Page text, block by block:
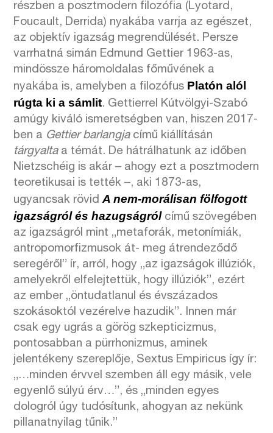
részben a posztmodern filozófia (Lyotard,
Foucault, Derrida) nyakába varrja az egészet,
az objektív igazság megrendülését. Persze
varrhatná simán Edmund Gettier 1963-as,
mindössze háromoldalas főművének a
nyakába is, amelyben a filozófus Platón alól
rúgta ki a sámlit. Gettierrel Kútvölgyi-Szabó
amúgy kiváló ismeretségben van, hiszen 2017-
ben a Gettier barlangja című kiállításán
tárgyaltaa témát. De hátrálhatunk az időben
Nietzschéig is akár – ahogy ezt a posztmodern
teoretikusai is tették –, aki 1873-as,
ugyancsak rövidA nem-morálisan fölfogott
igazságról és hazugságról című szövegében
az igazságról mint „metaforák, metonímiák,
antropomorfizmusok át- meg átrendeződő
seregéről” ír, arról, hogy „az igazságok illúziók,
amelyekről elfelejtettük, hogy illúziók”, ezért
az ember „öntudatlanul és évszázados
szokásoktól vezérelve hazudik”. Innen már
csak egy ugrás a görög szkepticizmus,
pontosabban a pürrhonizmus, aminek
jelentékeny szereplője, Sextus Empiricus így ír:
„…minden érvvel szemben áll egy másik, vele
egyenlő súlyú érv…”, és „minden egyes
dologról úgy tudósítunk, ahogyan az nekünk
pillanatnyilag tűnik.”